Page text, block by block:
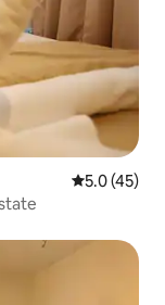
Calificación
5.0 (45)